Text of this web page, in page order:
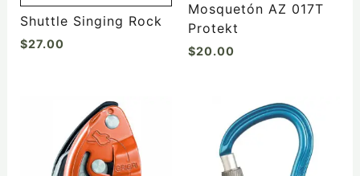
Shuttle Singing Rock
$27.00
Mosquetón AZ 017T
Protekt
$20.00